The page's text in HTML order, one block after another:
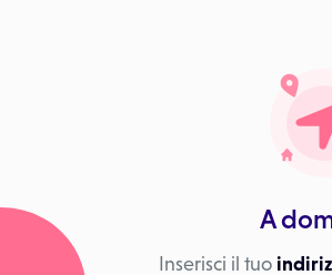
A
Inserisci il tuo